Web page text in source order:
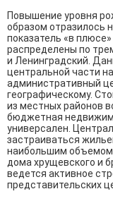
Повышение уровня
образом отразилось
показатель «в
распределены по
и Ленинградский.
центральной части
административный
географическому.
из местных районов
бюджетная
универсален.
застраиваться
наибольшим объемом
дома хрущевского и
ведется активное
представительских